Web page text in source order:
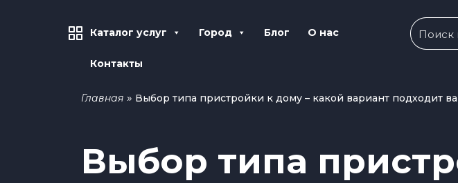
Каталог услуг Город Блог О нас
Контакты
Главная » Выбор типа пристройки к дому – какой вариант подходит
Выбор типа